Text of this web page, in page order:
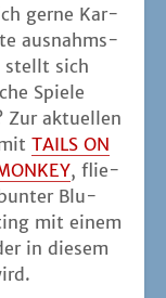
ger­ne Kar­
aus­nahms­
stellt sich
Spie­le
Zur aktu­el­len
TAILS ON
, flie­
Blu­
mit einem
in die­sem